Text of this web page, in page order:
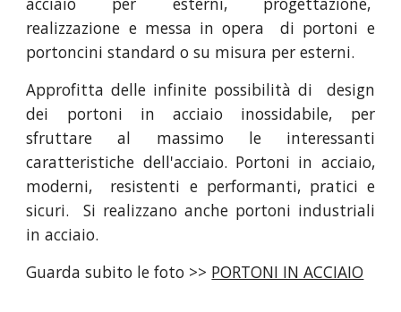
realizzazione e messa in opera di portoni e
portoncini standard o su misura per esterni.
Approfitta delle infinite possibilità di design
dei portoni in acciaio inossidabile, per
sfruttare al massimo le interessanti
caratteristiche dell'acciaio. Portoni in acciaio,
moderni, resistenti e performanti, pratici e
sicuri. Si realizzano anche portoni industriali
in acciaio.
Guarda subito le foto >> PORTONI IN ACCIAIO